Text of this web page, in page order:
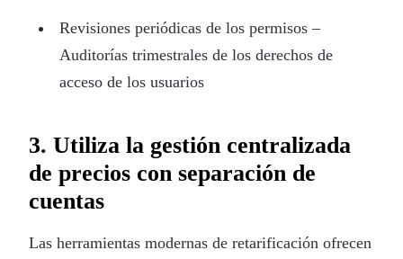
Revisiones periódicas de los permisos –
Auditorías trimestrales de los derechos de
acceso de los usuarios
3. Utiliza la gestión centralizada
de precios con separación de
cuentas
Las herramientas modernas de retarificación ofrecen